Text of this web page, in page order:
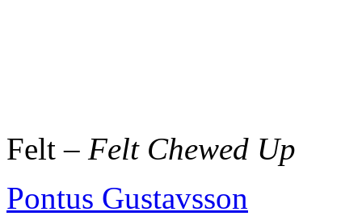
Felt – Felt Chewed Up
Pontus Gustavsson